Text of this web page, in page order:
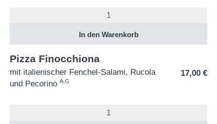
Pizza Finocchiona
mit italienischer Fenchel-Salami, Rucola
und Pecorino A,G
17,00 €